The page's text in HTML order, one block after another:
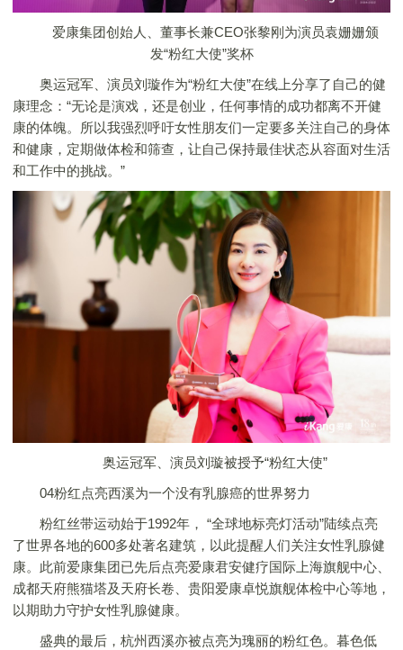
爱康集团创始人、董事长兼CEO张黎刚为演员袁姗姗颁
发“粉红大使”奖杯
奥运冠军、演员刘璇作为“粉红大使”在线上分享了自己的健
康理念：“无论是演戏，还是创业，任何事情的成功都离不开健
康的体魄。所以我强烈呼吁女性朋友们一定要多关注自己的身体
和健康，定期做体检和筛查，让自己保持最佳状态从容面对生活
和工作中的挑战。”
奥运冠军、演员刘璇被授予“粉红大使”
04粉红点亮西溪为一个没有乳腺癌的世界努力
粉红丝带运动始于1992年， “全球地标亮灯活动”陆续点亮
了世界各地的600多处著名建筑，以此提醒人们关注女性乳腺健
康。此前爱康集团已先后点亮爱康君安健疗国际上海旗舰中心、
成都天府熊猫塔及天府长卷、贵阳爱康卓悦旗舰体检中心等地，
以期助力守护女性乳腺健康。
盛典的最后，杭州西溪亦被点亮为瑰丽的粉红色。暮色低